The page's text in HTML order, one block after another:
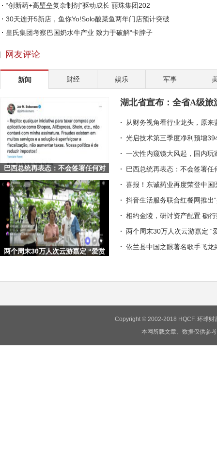
“创新药+高壁垒复杂制剂”驱动成长 丽珠集团202
30天连开5新店，鱼你Yo!Solo酸菜鱼两年门店预计突破
皇氏集团考察巴国奶水牛产业 致力于破解“卡脖子
国联水产召开业绩说明会 20年推动国内国际双核发展
赵涛：社会企业家的两大责任
完美世界伊迪：以二次元游戏为桥，让传统文化走向
2022年伊始，医药板块关注度提升，丽珠集团等多家
途虎养车助力行业数字化升级 深挖标准化服务
网友评论
新闻 财经 娱乐 军事
巴西总统再表态：不会签署任何对
两个周末30万人次云游嘉定 “爱赏
湖北省宣布：全省A级
从财务视角看行业龙头，原
光启技术第三季度净利预增
一次性内窥镜大风起，国内玩
巴西总统再表态：不会签署
喜报！东诚药业再度荣登中国
抖音生活服务联合红餐网推出
相约金陵，研讨资产配置 砺
两个周末30万人次云游嘉定 “
依兰县中国之眼著名歌手飞龙
Copyright © 2002-2018 HQCF. 环球
本网所载文章、数据仅供参